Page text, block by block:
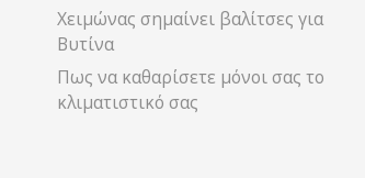
Χειμώνας σημαίνει βαλίτσες για
Βυτίνα
Πως να καθαρίσετε μόνοι σας το
κλιματιστικό σας